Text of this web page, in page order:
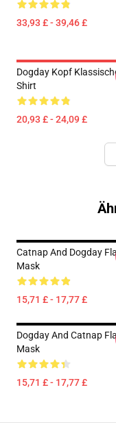
33,93 £ - 39,46 £
Dogday Kopf
Shirt
20,93 £ - 24,09 £
Catnap And Dogday
Mask
15,71 £ - 17,77 £
Dogday And Catnap
Mask
15,71 £ - 17,77 £